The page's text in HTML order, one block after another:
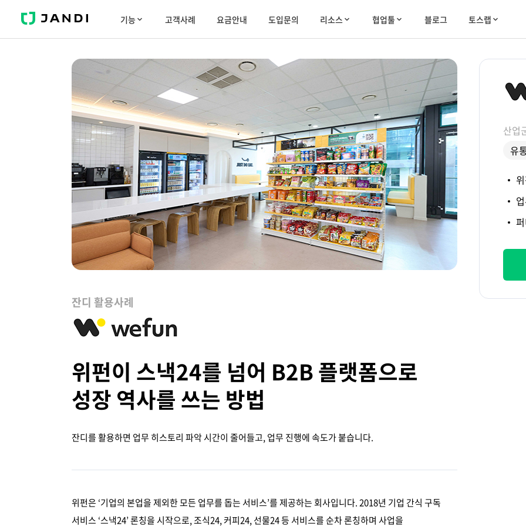
J
N
기능 고객사례 요금안내 도입문의 리소스 협업툴 블로그 토스랩
잔디 활용사례
위펀이 스낵24를 넘어 B2B 플랫폼으로
성장 역사를 쓰는 방법
잔디를 활용하면 업무 히스토리 파악 시간이 줄어들고, 업무 진행에 속도가 붙습니다.
산업
유
위펀은 ‘기업의 본업을 제외한 모든 업무를 돕는 서비스’를 제공하는 회사입니다. 2018년 기업 간식 구독
서비스 ‘스낵24’ 론칭을 시작으로, 조식24, 커피24, 선물24 등 서비스를 순차 론칭하며 사업을